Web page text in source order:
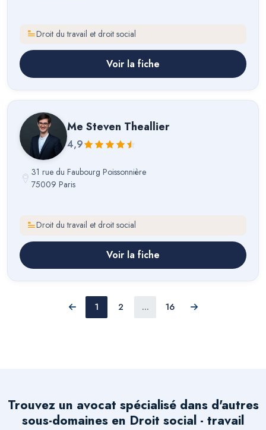
Droit du travail et droit social
Voir la fiche
Me Steven Theallier
4,9
31 rue du Faubourg Poissonnière
75009 Paris
Droit du travail et droit social
Voir la fiche
Précédent
1 2 ... 16 Suivant
Trouvez un avocat spécialisé dans d'autres
sous-domaines en Droit social - travail